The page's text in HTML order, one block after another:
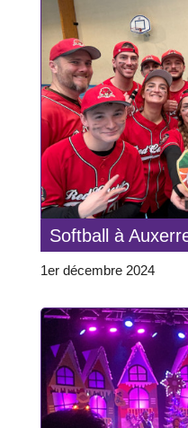
Softball à
1er décembre 2024